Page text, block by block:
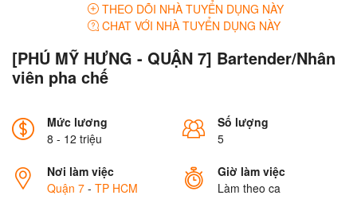
THEO DÕI NHÀ TUYỂN DỤNG NÀY
CHAT VỚI NHÀ TUYỂN DỤNG NÀY
[PHÚ MỸ HƯNG - QUẬN 7] Bartender/Nhân
viên pha chế
Mức lương
8 - 12 triệu
Số lượng
5
Nơi làm việc
Quận 7 - TP HCM
Giờ làm việc
Làm theo ca